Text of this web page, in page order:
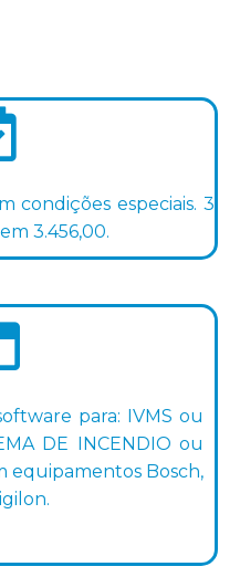
condições especiais. 3
3.456,00.
para: IVMS ou
DE INCENDIO ou
equipamentos Bosch,